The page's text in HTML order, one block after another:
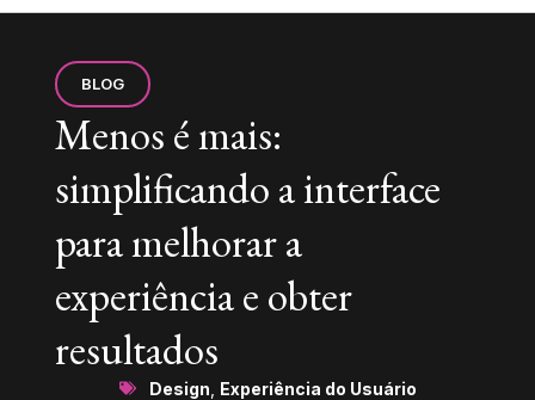
BLOG
Menos é mais:
simplificando a interface
para melhorar a
experiência e obter
resultados
Design Experiência do Usuário